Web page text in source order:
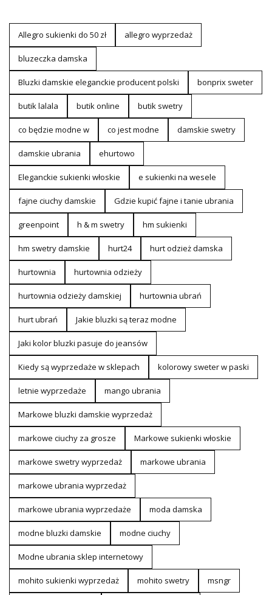
Allegro sukienki do 50 zł allegro wyprzedaż
bluzeczka damska
Bluzki damskie eleganckie producent polski bonprix sweter
butik lalala butik online butik swetry
co będzie modne w co jest modne damskie swetry
damskie ubrania ehurtowo
Eleganckie sukienki włoskie e sukienki na wesele
fajne ciuchy damskie Gdzie kupić fajne i tanie ubrania
greenpoint h & m swetry hm sukienki
hm swetry damskie hurt24 hurt odzież damska
hurtownia hurtownia odzieży
hurtownia odzieży damskiej hurtownia ubrań
hurt ubrań Jakie bluzki są teraz modne
Jaki kolor bluzki pasuje do jeansów
Kiedy są wyprzedaże w sklepach kolorowy sweter w paski
letnie wyprzedaże mango ubrania
Markowe bluzki damskie wyprzedaż
markowe ciuchy za grosze Markowe sukienki włoskie
markowe swetry wyprzedaż markowe ubrania
markowe ubrania wyprzedaż
markowe ubrania wyprzedaże moda damska
modne bluzki damskie modne ciuchy
Modne ubrania sklep internetowy
mohito sukienki wyprzedaż mohito swetry msngr